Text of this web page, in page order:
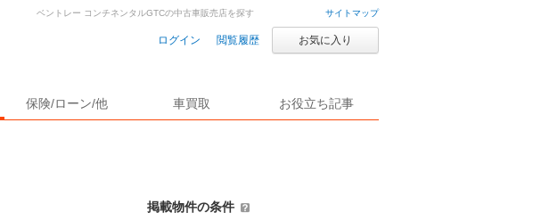
サイトマップ
ログイン 閲覧履歴 お気に入り
保険/ローン/他 車買取 お役立ち記事
ベントレー コンチネンタルGTCの中古車販売店を探す
掲載物件の条件